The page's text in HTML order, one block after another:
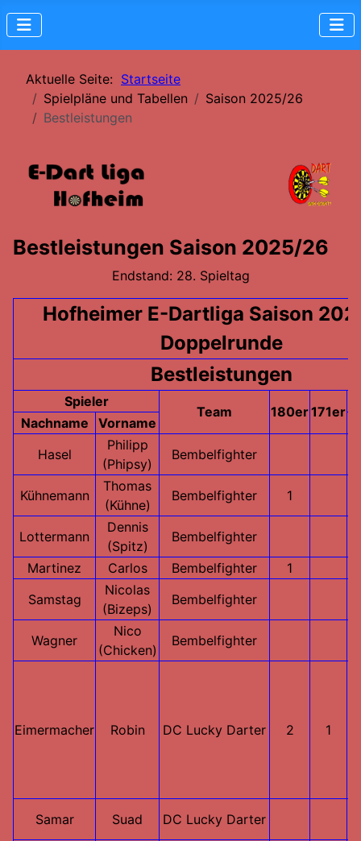
Aktuelle Seite: Startseite
Spielpläne und Tabellen
Saison 2025/26
Bestleistungen
Bestleistungen Saison 2025/26
Endstand: 28. Spieltag
Hofheimer E-Dartliga Saison
Doppelrunde
Bestleistungen
Spieler
Team 180er171er
Nachname
Vorname
Hasel
Philipp
(Phipsy)
Bembelfighter
Kühnemann
Thomas
(Kühne)
Bembelfighter 1
Lottermann
Dennis
(Spitz)
Bembelfighter
Martinez
Carlos Bembelfighter
1
Samstag
Nicolas
(Bizeps)
Bembelfighter
Wagner
Nico
(Chicken)
Bembelfighter
Eimermacher Robin DC Lucky Darter 2 1
Samar Suad DC Lucky Darter